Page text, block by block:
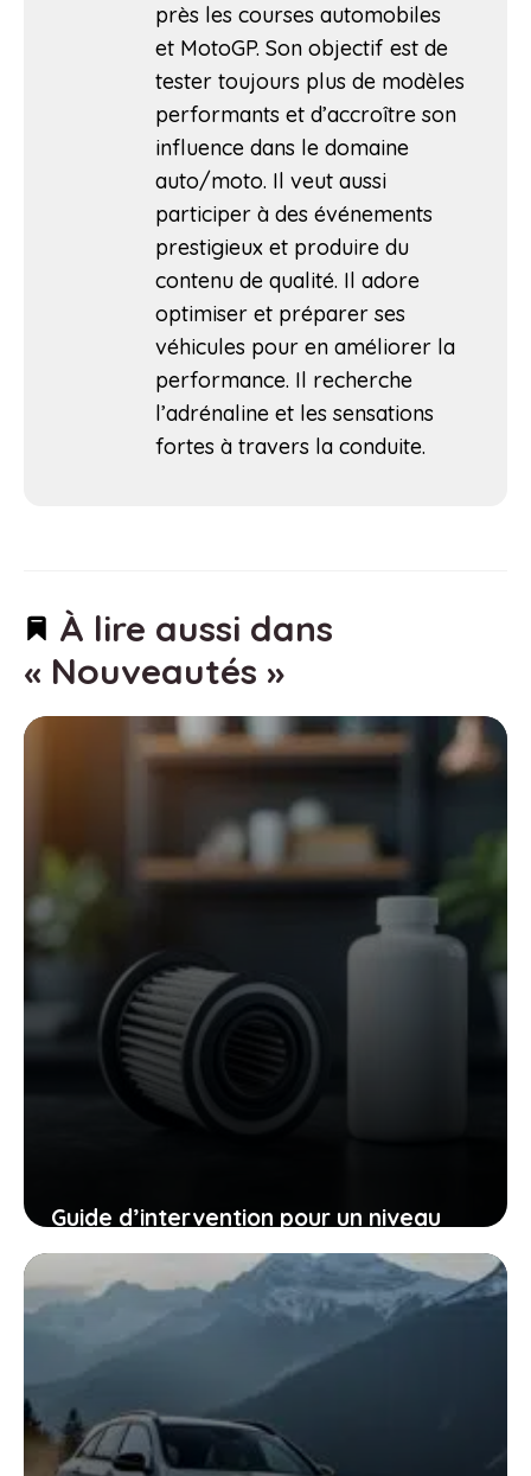
près les courses automobiles
et MotoGP. Son objectif est de
tester toujours plus de modèles
performants et d’accroître son
influence dans le domaine
auto/moto. Il veut aussi
participer à des événements
prestigieux et produire du
contenu de qualité. Il adore
optimiser et préparer ses
véhicules pour en améliorer la
performance. Il recherche
l’adrénaline et les sensations
fortes à travers la conduite.
À lire aussi dans
« Nouveautés »
Guide d’intervention pour un niveau
insuffisant d’additif dans les filtres à
particules diesel